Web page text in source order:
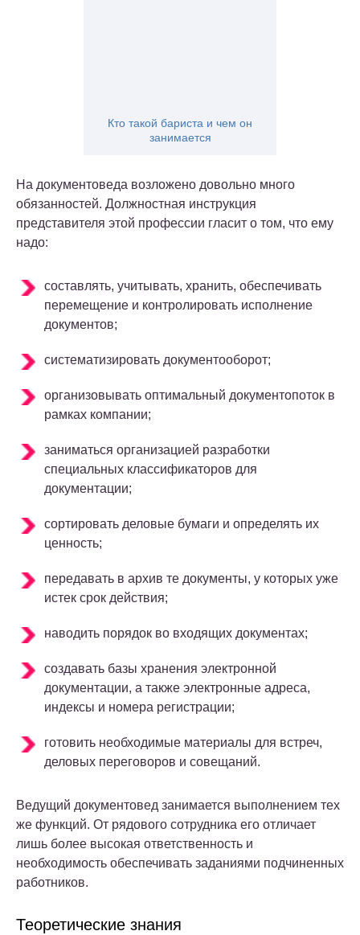
Кто такой бариста и чем он
занимается
На документоведа возложено довольно много
обязанностей. Должностная инструкция
представителя этой профессии гласит о том, что ему
надо:
составлять, учитывать, хранить, обеспечивать
перемещение и контролировать исполнение
документов;
систематизировать документооборот;
организовывать оптимальный документопоток в
рамках компании;
заниматься организацией разработки
специальных классификаторов для
документации;
сортировать деловые бумаги и определять их
ценность;
передавать в архив те документы, у которых уже
истек срок действия;
наводить порядок во входящих документах;
создавать базы хранения электронной
документации, а также электронные адреса,
индексы и номера регистрации;
готовить необходимые материалы для встреч,
деловых переговоров и совещаний.
Ведущий документовед занимается выполнением тех
же функций. От рядового сотрудника его отличает
лишь более высокая ответственность и
необходимость обеспечивать заданиями подчиненных
работников.
Теоретические знания